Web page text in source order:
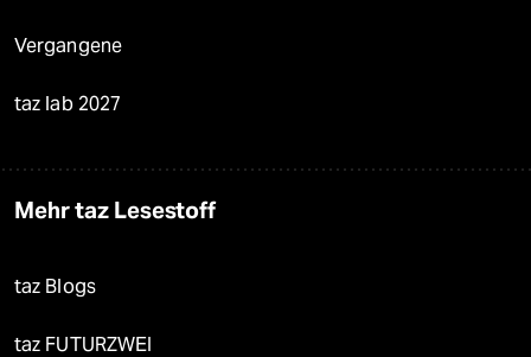
Vergangene
taz lab 2027
Mehr taz Lesestoff
taz Blogs
taz FUTURZWEI